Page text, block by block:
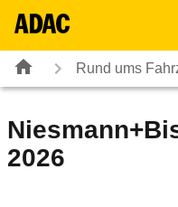
Rund ums
2026